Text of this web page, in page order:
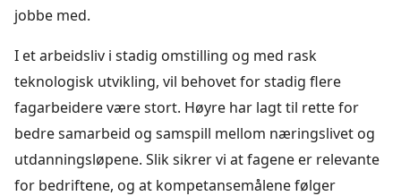
jobbe med.
I et arbeidsliv i stadig omstilling og med rask
teknologisk utvikling, vil behovet for stadig flere
fagarbeidere være stort. Høyre har lagt til rette for
bedre samarbeid og samspill mellom næringslivet og
utdanningsløpene. Slik sikrer vi at fagene er relevante
for bedriftene, og at kompetansemålene følger